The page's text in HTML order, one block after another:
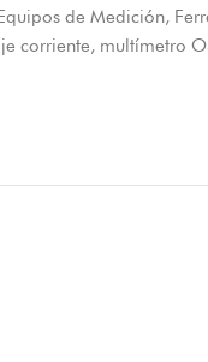
de Medición,
corriente, multímetro